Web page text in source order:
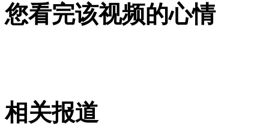
您看完该视频的心情
相关报道